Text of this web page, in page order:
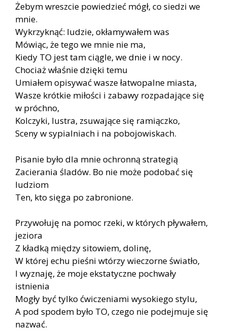
Żebym wreszcie powiedzieć mógł, co siedzi we
mnie.
Wykrzyknąć: ludzie, okłamywałem was
Mówiąc, że tego we mnie nie ma,
Kiedy TO jest tam ciągle, we dnie i w nocy.
Chociaż właśnie dzięki temu
Umiałem opisywać wasze łatwopalne miasta,
Wasze krótkie miłości i zabawy rozpadające się
w próchno,
Kolczyki, lustra, zsuwające się ramiączko,
Sceny w sypialniach i na pobojowiskach.
Pisanie było dla mnie ochronną strategią
Zacierania śladów. Bo nie może podobać się
ludziom
Ten, kto sięga po zabronione.
Przywołuję na pomoc rzeki, w których pływałem,
jeziora
Z kładką między sitowiem, dolinę,
W której echu pieśni wtórzy wieczorne światło,
I wyznaję, że moje ekstatyczne pochwały
istnienia
Mogły być tylko ćwiczeniami wysokiego stylu,
A pod spodem było TO, czego nie podejmuje się
nazwać.